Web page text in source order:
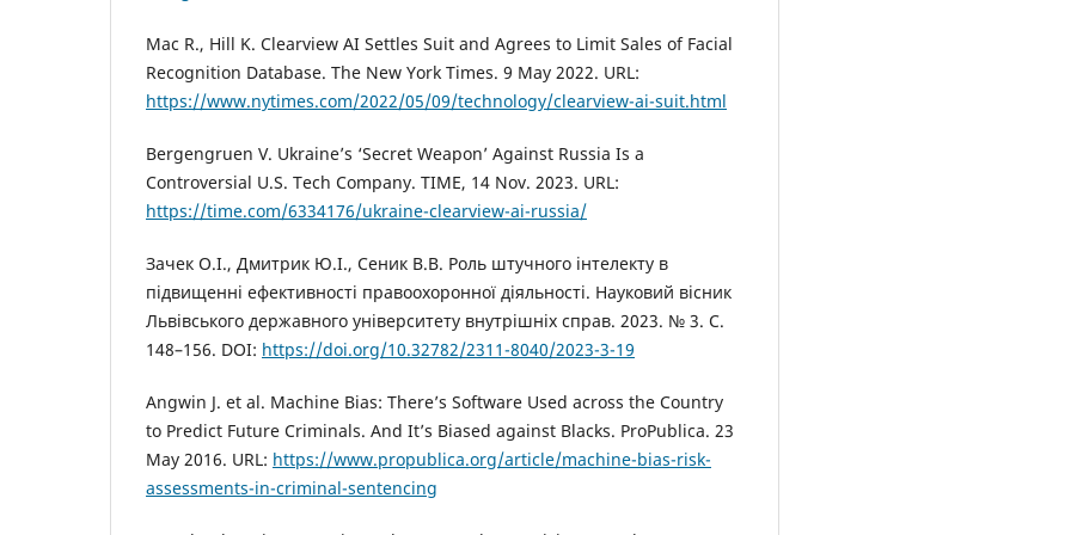
Mac R., Hill K. Clearview AI Settles Suit and Agrees to Limit Sales of Facial
Recognition Database. The New York Times. 9 May 2022. URL:
https://www.nytimes.com/2022/05/09/technology/clearview-ai-suit.html
Bergengruen V. Ukraine’s ‘Secret Weapon’ Against Russia Is a
Controversial U.S. Tech Company. TIME, 14 Nov. 2023. URL:
https://time.com/6334176/ukraine-clearview-ai-russia/
Зачек О.І., Дмитрик Ю.І., Сеник В.В. Роль штучного інтелекту в
підвищенні ефективності правоохоронної діяльності. Науковий вісник
Львівського державного університету внутрішніх справ. 2023. № 3. С.
148–156. DOI: https://doi.org/10.32782/2311-8040/2023-3-19
Angwin J. et al. Machine Bias: There’s Software Used across the Country
to Predict Future Criminals. And It’s Biased against Blacks. ProPublica. 23
May 2016. URL: https://www.propublica.org/article/machine-bias-risk-
assessments-in-criminal-sentencing